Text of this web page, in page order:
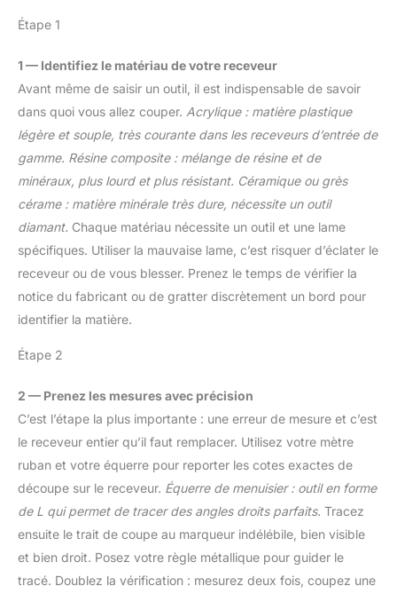
Royaume-Uni et une
présence industrielle en
Allemagne. Produits
conformes aux normes
européennes pour
l’industrie, la rénovation
et le bricolage.
UTILISATION
POLYVALENTE –– Idéal
pour fixer des
accessoires photo, des
bâches de piscine ou de
jardin, des pièces de
bricolage ou de
menuiserie
165 mm, une largeur de
98 mm et un champ de
serrage de 53 à 93 mm.
En tant que mors pour le
travail du bois, ils ont des
disposent de vis
réglables pour adapter
les vis selon les besoins.
L'orientation des
supports peut également
être ajustée selon vos
besoins. Haute stabilité :
fixations pour améliorer
encore la stabilité de la
de serrage des pinces à
vis. 【Surface traitée】:
La surface de l'étau de
fixation est plaquée en
zinc et polie, pour éviter
la corrosion et la rouille.
La surface est lisse pour
éviter le risque de
Étape 1
1 — Identifiez le matériau de votre receveur
Avant même de saisir un outil, il est indispensable de savoir
dans quoi vous allez couper. Acrylique : matière plastique
légère et souple, très courante dans les receveurs d’entrée de
gamme. Résine composite : mélange de résine et de
minéraux, plus lourd et plus résistant. Céramique ou grès
cérame : matière minérale très dure, nécessite un outil
diamant. Chaque matériau nécessite un outil et une lame
spécifiques. Utiliser la mauvaise lame, c’est risquer d’éclater le
receveur ou de vous blesser. Prenez le temps de vérifier la
notice du fabricant ou de gratter discrètement un bord pour
identifier la matière.
Étape 2
2 — Prenez les mesures avec précision
C’est l’étape la plus importante : une erreur de mesure et c’est
le receveur entier qu’il faut remplacer. Utilisez votre mètre
ruban et votre équerre pour reporter les cotes exactes de
découpe sur le receveur. Équerre de menuisier : outil en forme
de L qui permet de tracer des angles droits parfaits. Tracez
ensuite le trait de coupe au marqueur indélébile, bien visible
et bien droit. Posez votre règle métallique pour guider le
tracé. Doublez la vérification : mesurez deux fois, coupez une